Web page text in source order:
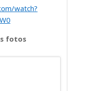
watch?
fotos